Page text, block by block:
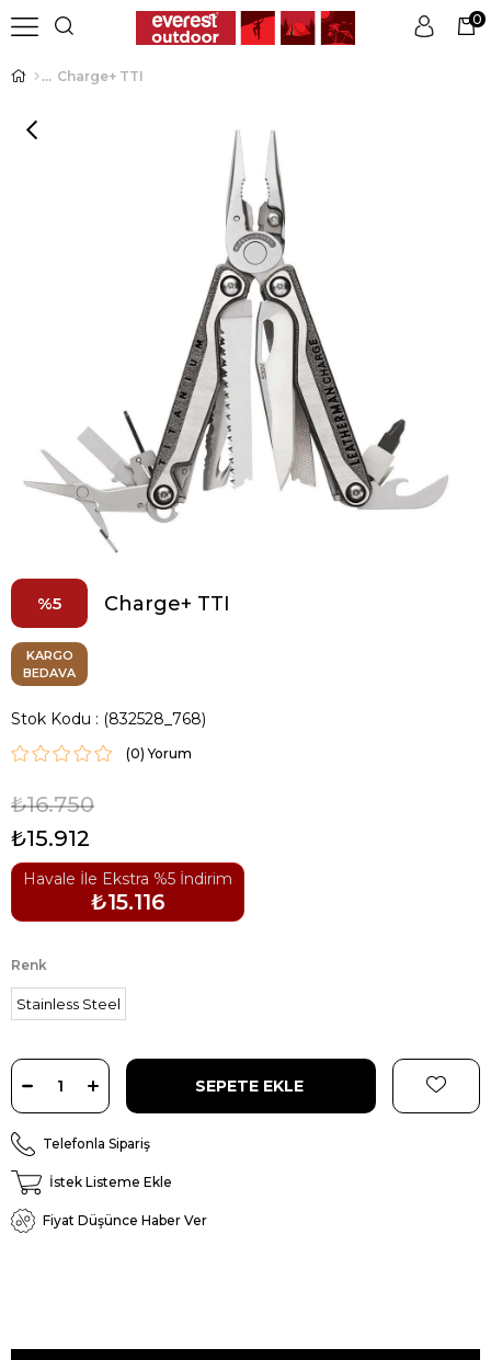
0
Charge+ TTI
5 Charge+ TTI
KARGO
BEDAVA
Stok Kodu (832528_768)
(0)
₺16.750
₺15.912
Havale İle Ekstra %5 İndirim
₺15.116
Renk
Stainless Steel
Telefonla Sipariş
İstek Listeme Ekle
Fiyat Düşünce Haber Ver